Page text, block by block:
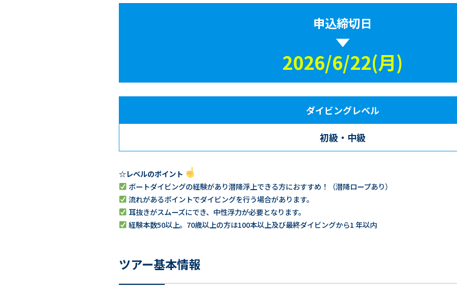
申込締切日
2026/6/22(月)
ダイビングレベル
初級・中級
☆レベルのポイント
ボートダイビングの経験があり潜降浮上できる方におすすめ！（潜降ロープあり）
流れがあるポイントでダイビングを行う場合があります。
耳抜きがスムーズにでき、中性浮力が必要となります。
経験本数50以上。70歳以上の方は100本以上及び最終ダイビングから1 年以内
ツアー基本情報